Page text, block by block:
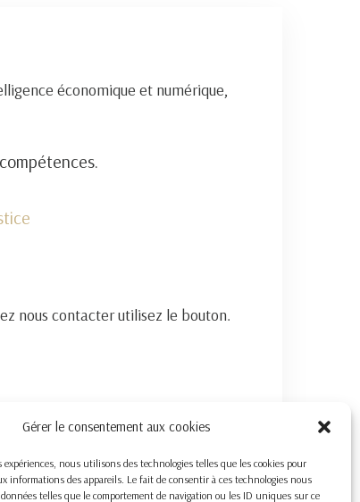
Gérer le consentement aux cookies
expériences, nous utilisons des technologies telles que les cookies pour
informations des appareils. Le fait de consentir à ces technologies nous
telles que le comportement de navigation ou les ID uniques sur ce
économique et numérique,
nous contacter utilisez le bouton.